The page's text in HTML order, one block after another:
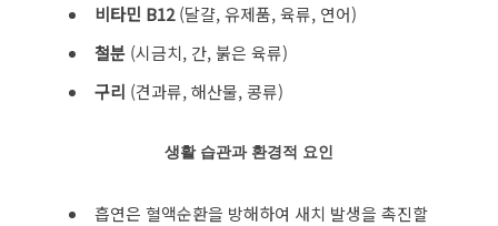
비타민 B12(달걀, 유제품, 육류, 연어)
철분 (시금치, 간, 붉은 육류)
구리 (견과류, 해산물, 콩류)
생활 습관과 환경적 요인
흡연은 혈액순환을 방해하여 새치 발생을 촉진할